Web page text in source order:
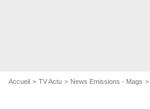
Accueil TV Actu News Emissions - Mags